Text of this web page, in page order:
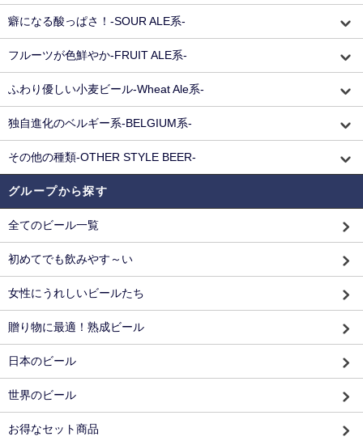
癖になる酸っぱさ！-SOUR ALE系-
フルーツが色鮮やか-FRUIT ALE系-
ふわり優しい小麦ビール-Wheat Ale系-
独自進化のベルギー系-BELGIUM系-
その他の種類-OTHER STYLE BEER-
グループから探す
全てのビール一覧
初めてでも飲みやす～い
女性にうれしいビールたち
贈り物に最適！熟成ビール
日本のビール
世界のビール
お得なセット商品